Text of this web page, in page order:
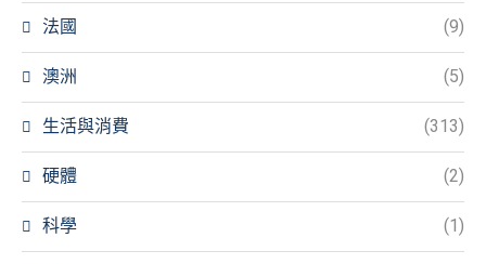
法國 (9)
澳洲 (5)
生活與消費 (313)
硬體 (2)
科學 (1)